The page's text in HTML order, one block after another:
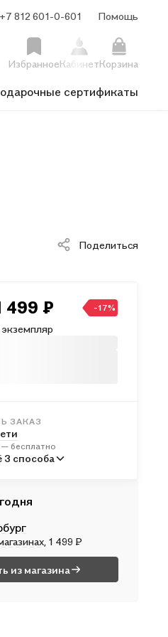
+7 812 601-0-601 Помощь
ИзбранноеКабинетКорзина
сертификаты
Поделиться
499 ₽ -17%
ЗАКАЗ
— бесплатно
— бесплатно
— от 545 ₽
3 способа
, 1 499 ₽
из магазина